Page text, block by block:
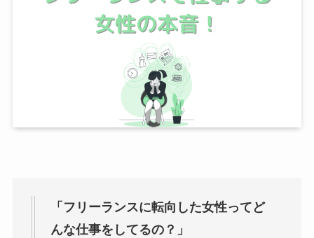
「フリーランスに転向した女性ってど
んな仕事をしてるの？」